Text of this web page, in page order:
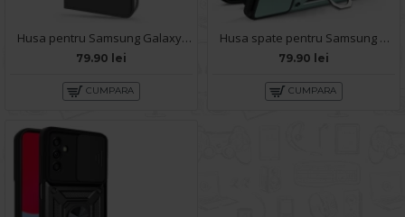
Husa pentru Samsung Galaxy A57 5G - Carte X-Power Negru
79.90 lei
CUMPARA
Husa spate pentru Samsung Galaxy A57 5G - Slide Case Vernil
79.90 lei
CUMPARA